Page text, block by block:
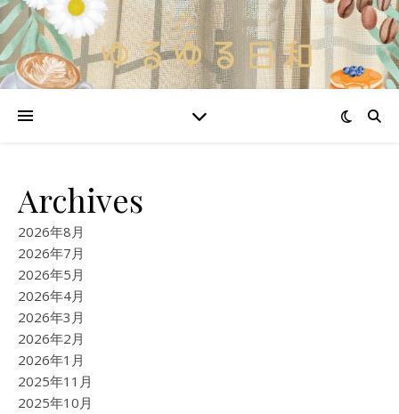
Archives
2026年8月
2026年7月
2026年5月
2026年4月
2026年3月
2026年2月
2026年1月
2025年11月
2025年10月